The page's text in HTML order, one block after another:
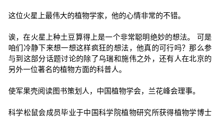
这位火星上最伟大的植物学家，他的心情非常的不错。
诶，在火星上种土豆算得上是一个非常聪明绝妙的想法。 可是
咱们冷静下来想一想这样疯狂的想法，他真的可行吗？那么参
与到这部分话题讨论的除了乌瑞和施伟之外，还有人在北京的
另外一位著名的植物方面的科普人。
使军果壳阅读图书策划人，中国植物学会，兰花峰会理事。
科学松鼠会成员毕业于中国科学院植物研究所获得植物学博士